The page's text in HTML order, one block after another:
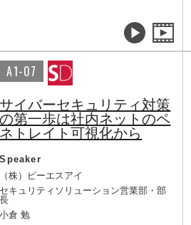
A1-07
サイバーセキュリティ対策
の第一歩は社内ネットのペ
ネトレイト可視化から
Speaker
（株）ピーエスアイ
セキュリティソリューション営業部・部
長
小倉 勉